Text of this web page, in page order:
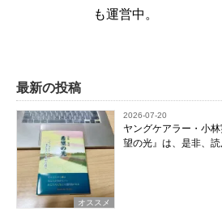
も運営中。
最新の投稿
オススメ
2026-07-20
ヤングケアラー・小
望の光』は、是非、